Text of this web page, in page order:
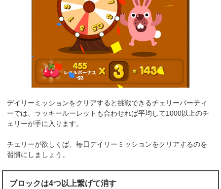
デイリーミッションをクリアすると挑戦できるチェリーパーティ
ーでは、ラッキールーレットも合わせれば平均して1000以上のチ
ェリーが手に入ります。
チェリーが欲しくば、毎日デイリーミッションをクリアするのを
習慣にしましょう。
ブロックは4つ以上繋げて消す